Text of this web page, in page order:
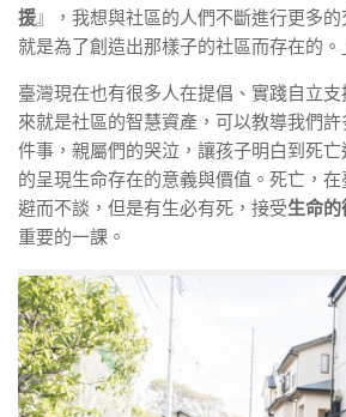
援』，我想與社區的人們不斷進行更多的
就是為了創造出那樣子的社區而存在的。
臺灣現在也有很多人在提倡、實踐自立
來就是社區的智慧資產，可以教導我們許
件事，親屬們的哭泣，讓孩子明白到死
的呈現生命存在的意義與價值。死亡，
避而不談，但是有生必有死，接受生命的
重要的一課。